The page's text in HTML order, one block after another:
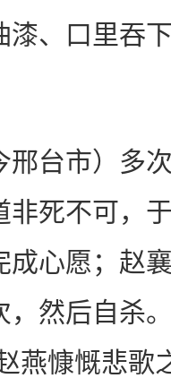
漆、口里吞
台市）多次
非死不可，
成心愿；赵
，然后自杀
燕慷慨悲歌